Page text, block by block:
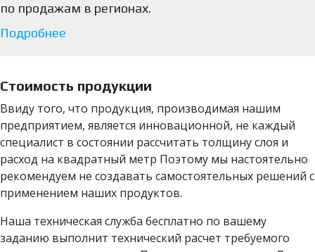
по продажам в регионах.
Подробнее
Стоимость продукции
Ввиду того, что продукция, производимая нашим
предприятием, является инновационной, не каждый
специалист в состоянии рассчитать толщину слоя и
расход на квадратный метр Поэтому мы настоятельно
рекомендуем не создавать самостоятельных решений с
применением наших продуктов.
Наша техническая служба бесплатно по вашему
заданию выполнит технический расчет требуемого